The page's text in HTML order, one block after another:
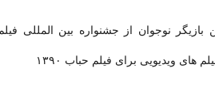
بازیگر نوجوان از جشنواره بین المللی
ویدیویی برای فیلم حباب ۱۳۹۰